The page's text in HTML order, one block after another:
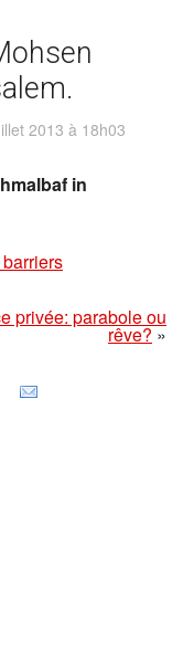
2013 à 18h03
in
privée: parabole ou
rêve?»